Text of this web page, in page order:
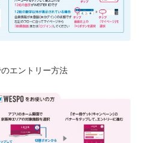
のエントリー方法